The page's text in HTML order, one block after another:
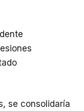
se consolidaría